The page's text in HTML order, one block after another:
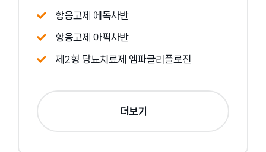
항응고제 에독사반
항응고제 아픽사반
제2형 당뇨치료제 엠파글리플로진
더보기